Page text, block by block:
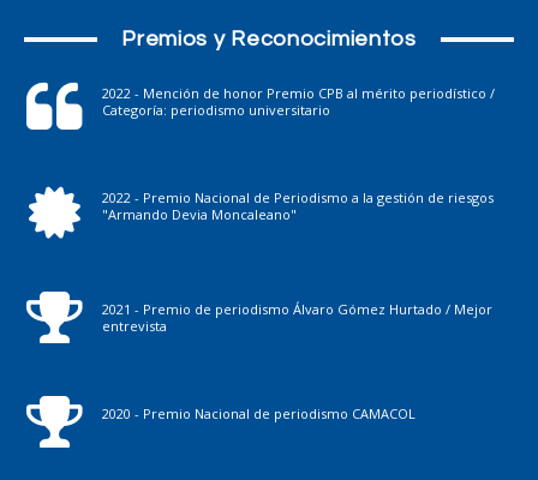
Premios y Reconocimientos
2022 - Mención de honor Premio CPB al mérito periodístico /
Categoría: periodismo universitario
2022 - Premio Nacional de Periodismo a la gestión de riesgos
"Armando Devia Moncaleano"
2021 - Premio de periodismo Álvaro Gómez Hurtado / Mejor
entrevista
2020 - Premio Nacional de periodismo CAMACOL